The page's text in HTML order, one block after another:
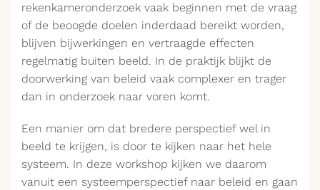
rekenkameronderzoek vaak beginnen met de vraag
of de beoogde doelen inderdaad bereikt worden,
blijven bijwerkingen en vertraagde effecten
regelmatig buiten beeld. In de praktijk blijkt de
doorwerking van beleid vaak complexer en trager
dan in onderzoek naar voren komt.
Een manier om dat bredere perspectief wel in
beeld te krijgen, is door te kijken naar het hele
systeem. In deze workshop kijken we daarom
vanuit een systeemperspectief naar beleid en gaan